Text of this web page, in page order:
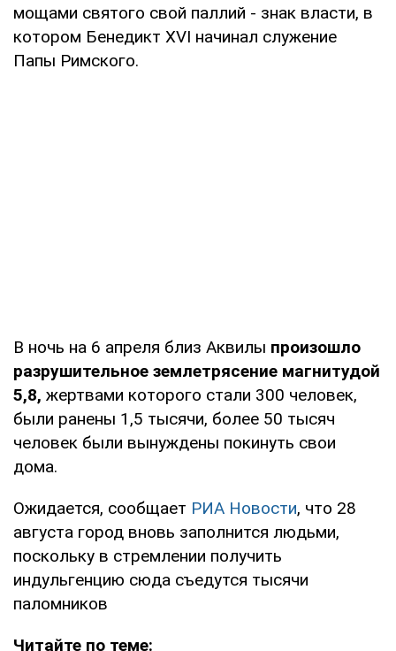
мощами святого свой паллий - знак власти, в
котором Бенедикт XVI начинал служение
Папы Римского.
В ночь на 6 апреля близ Аквилы произошло
разрушительное землетрясение магнитудой
5,8, жертвами которого стали 300 человек,
были ранены 1,5 тысячи, более 50 тысяч
человек были вынуждены покинуть свои
дома.
Ожидается, сообщает РИА Новости, что 28
августа город вновь заполнится людьми,
поскольку в стремлении получить
индульгенцию сюда съедутся тысячи
паломников
Читайте по теме: